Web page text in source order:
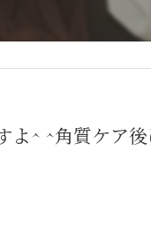
よ^ ^角質ケア